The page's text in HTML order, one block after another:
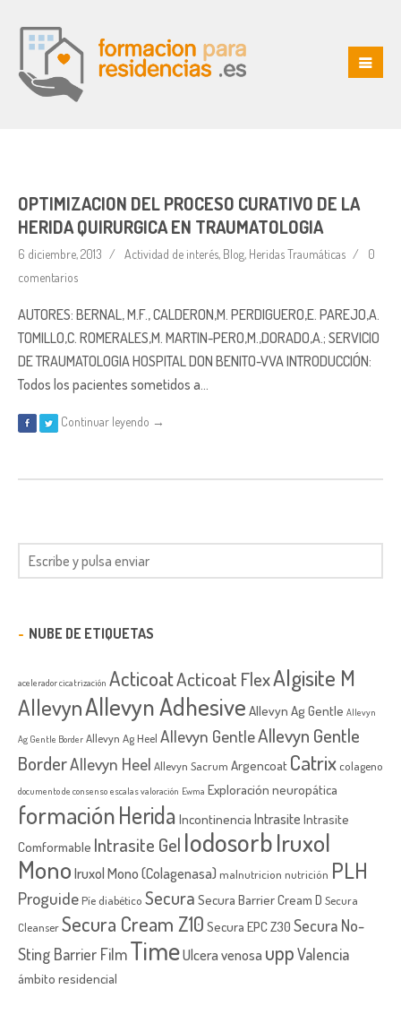
OPTIMIZACION DEL PROCESO CURATIVO DE LA
HERIDA QUIRURGICA EN TRAUMATOLOGIA
6 diciembre, 2013 Actividad de interés, Blog, Heridas Traumáticas
0
comentarios
AUTORES: BERNAL, M.F., CALDERON,M. PERDIGUERO,E. PAREJO,A.
TOMILLO,C. ROMERALES,M. MARTIN-PERO,M.,DORADO,A.; SERVICIO
DE TRAUMATOLOGIA HOSPITAL DON BENITO-VVA INTRODUCCIÓN:
Todos los pacientes sometidos a…
Continuar leyendo →
NUBE DE ETIQUETAS
acelerador cicatrización ActicoatActicoat FlexAlgisite M
AllevynAllevyn Adhesive Allevyn Ag Gentle Allevyn
Ag Gentle Border Allevyn Ag Heel Allevyn GentleAllevyn Gentle
BorderAllevyn Heel Allevyn Sacrum Argencoat Catrix colageno
documento de consenso escalas valoración Ewma Exploración neuropática
formaciónHerida Incontinencia Intrasite Intrasite
Comformable Intrasite Gel IodosorbIruxol
MonoIruxol Mono (Colagenasa) malnutricion nutrición PLH
Proguide Píe diabético Secura Secura Barrier Cream D Secura
CleanserSecura Cream Z10 Secura EPC Z30 Secura No-
Sting Barrier FilmTimeUlcera venosa uppValencia
ámbito residencial